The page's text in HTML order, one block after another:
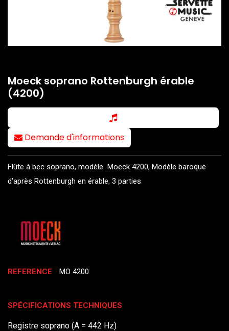
Moeck soprano Rottenburgh érable
(4200)
Demande d'informations
Flûte à bec soprano, modèle Moeck 4200, Modèle baroque
d'après Rottenburgh en érable, 3 parties
REFERENCE MO 4200
SPÉCIFICATIONS TECHNIQUES
Registre soprano (A = 442 Hz)